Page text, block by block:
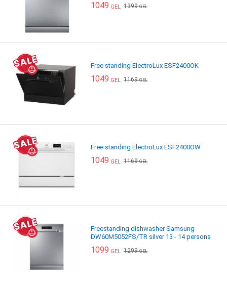
1049 GEL 1399GEL
Free standing ElectroLux ESF2400OK
1049 GEL 1169GEL
Free standing ElectroLux ESF2400OW
1049 GEL 1169GEL
Freestanding dishwasher Samsung
DW60M5052FS/TR silver 13 - 14 persons
1099 GEL 1299GEL